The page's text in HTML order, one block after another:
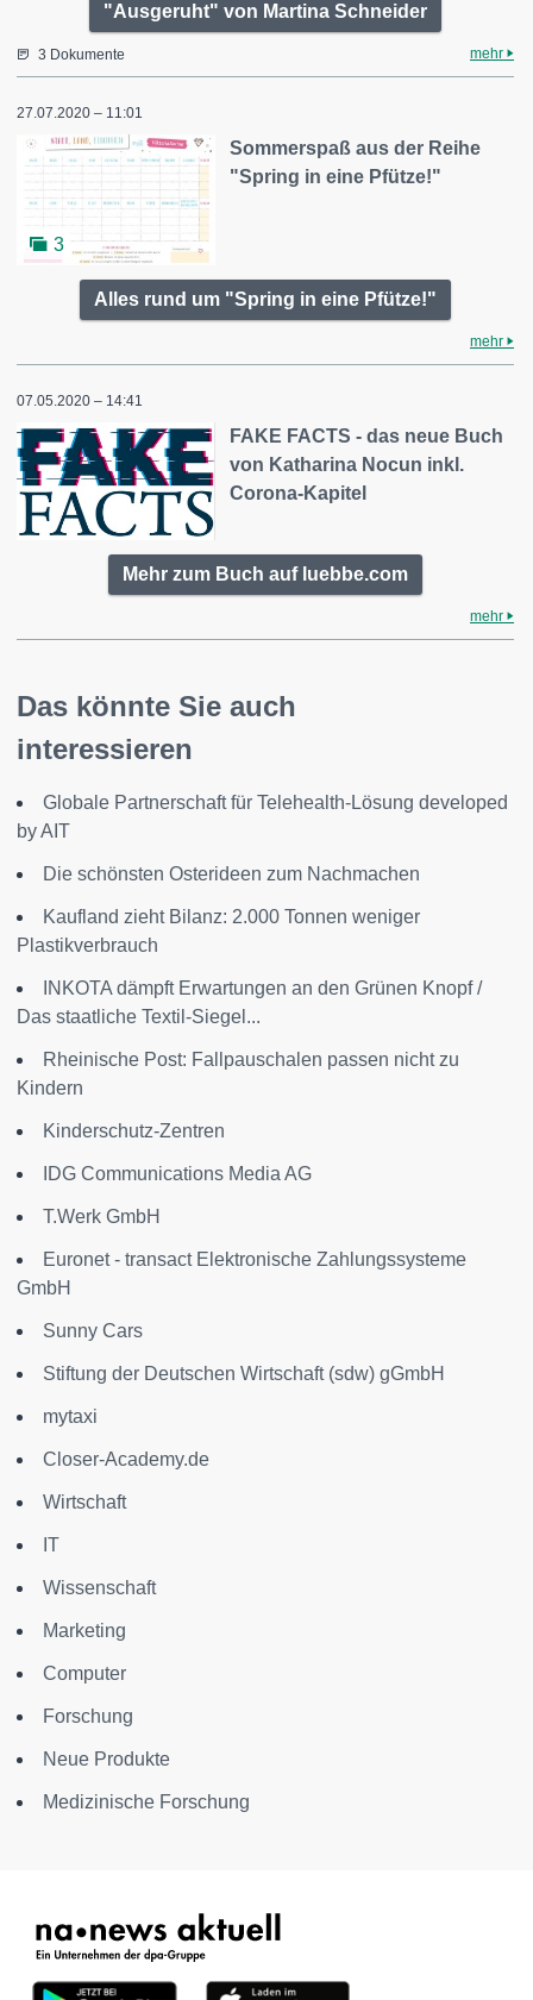
"Ausgeruht" von Martina Schneider
3 Dokumente mehr
27.07.2020 – 11:01
3
Sommerspaß aus der Reihe
"Spring in eine Pfütze!"
Alles rund um "Spring in eine Pfütze!"
mehr
07.05.2020 – 14:41
FAKE FACTS - das neue Buch
von Katharina Nocun inkl.
Corona-Kapitel
Mehr zum Buch auf luebbe.com
mehr
Das könnte Sie auch
interessieren
Globale Partnerschaft für Telehealth-Lösung developed
by AIT
Die schönsten Osterideen zum Nachmachen
Kaufland zieht Bilanz: 2.000 Tonnen weniger
Plastikverbrauch
INKOTA dämpft Erwartungen an den Grünen Knopf /
Das staatliche Textil-Siegel...
Rheinische Post: Fallpauschalen passen nicht zu
Kindern
Kinderschutz-Zentren
IDG Communications Media AG
T.Werk GmbH
Euronet - transact Elektronische Zahlungssysteme
GmbH
Sunny Cars
Stiftung der Deutschen Wirtschaft (sdw) gGmbH
mytaxi
Closer-Academy.de
Wirtschaft
IT
Wissenschaft
Marketing
Computer
Forschung
Neue Produkte
Medizinische Forschung